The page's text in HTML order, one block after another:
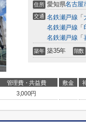
住所 愛知県名古屋
交通 名鉄瀬戸線 「
名鉄瀬戸線 「
名鉄瀬戸線 「
築年 築35年 階数
管理費・共益費 敷金
3,000円